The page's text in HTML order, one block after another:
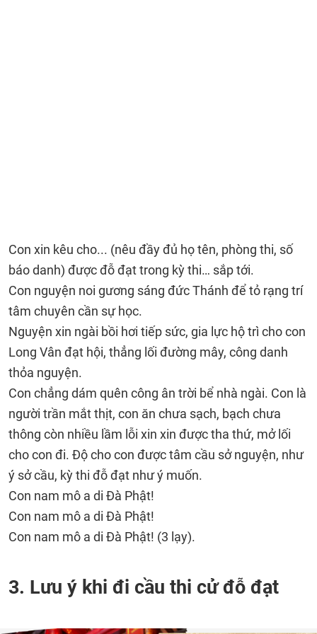
Con xin kêu cho... (nêu đầy đủ họ tên, phòng thi, số
báo danh) được đỗ đạt trong kỳ thi… sắp tới.
Con nguyện noi gương sáng đức Thánh để tỏ rạng trí
tâm chuyên cần sự học.
Nguyện xin ngài bồi hơi tiếp sức, gia lực hộ trì cho con
Long Vân đạt hội, thẳng lối đường mây, công danh
thỏa nguyện.
Con chẳng dám quên công ân trời bể nhà ngài. Con là
người trần mắt thịt, con ăn chưa sạch, bạch chưa
thông còn nhiều lầm lỗi xin xin được tha thứ, mở lối
cho con đi. Độ cho con được tâm cầu sở nguyện, như
ý sở cầu, kỳ thi đỗ đạt như ý muốn.
Con nam mô a di Đà Phật!
Con nam mô a di Đà Phật!
Con nam mô a di Đà Phật! (3 lạy).
3. Lưu ý khi đi cầu thi cử đỗ đạt